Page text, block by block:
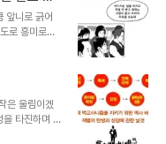
앞니로 긁어
로 흥미로운
아니면 저
반복적으로
렇다 저렇다
미하는 바와
시죠?!! 제
있었겠습니까
은 울림이겠
타진하며 가
이어가려고